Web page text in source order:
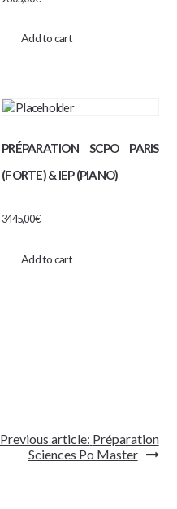
Add to cart
PRÉPARATION SCPO PARIS
(FORTE) & IEP (PIANO)
3445,00€
Add to cart
Previous article: Préparation
Sciences Po Master